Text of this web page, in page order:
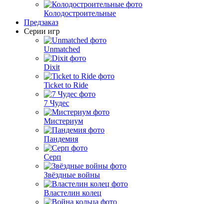
Колодостроительные
Предзаказ
Серии игр
Unmatched
Dixit
Ticket to Ride
7 Чудес
Мистериум
Пандемия
Серп
Звёздные войны
Властелин колец